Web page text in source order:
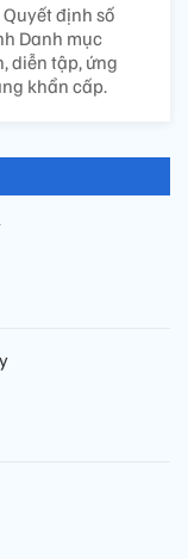
định số
Danh mục
diễn tập, ứng
khẩn cấp.